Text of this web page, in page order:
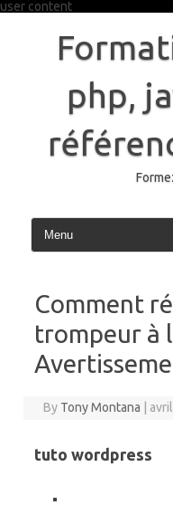
user content
content
php,
Comment
trompeur à
By Tony Montana
tuto wordpress